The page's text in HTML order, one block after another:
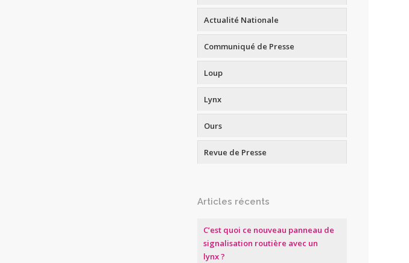
Actualité Nationale
Communiqué de Presse
Loup
Lynx
Ours
Revue de Presse
Articles récents
C’est quoi ce nouveau panneau de
signalisation routière avec un
lynx ?